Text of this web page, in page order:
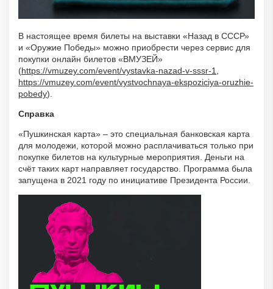
В настоящее время билеты на выставки «Назад в СССР»
и «Оружие Победы» можно приобрести через сервис для
покупки онлайн билетов «ВМУЗЕЙ»
(https://vmuzey.com/event/vystavka-nazad-v-sssr-1
https://vmuzey.com/event/vystvochnaya-ekspoziciya-oruzhie-
pobedy).
Справка
«Пушкинская карта» – это специальная банковская карта
для молодежи, которой можно расплачиваться только при
покупке билетов на культурные мероприятия. Деньги на
счёт таких карт направляет государство. Программа была
запущена в 2021 году по инициативе Президента России.